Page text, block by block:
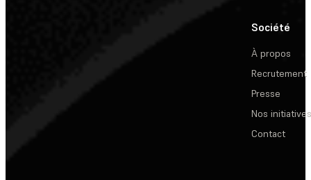
Société
À propos
Recrutement
Presse
Nos initiatives
Contact